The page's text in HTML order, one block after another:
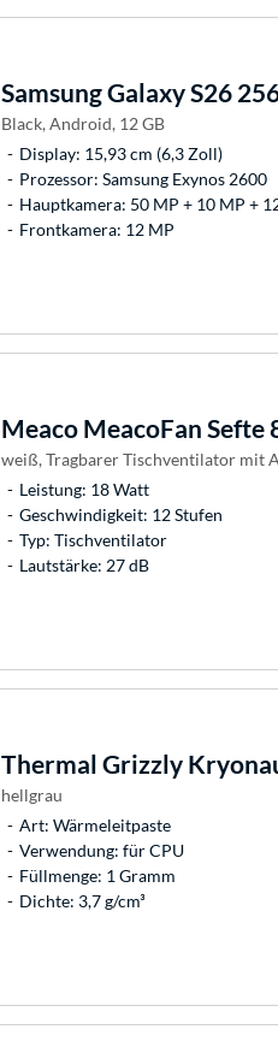
SamsungGalaxy S26
Black, Android, 12 GB
Display: 15,93 cm (6,3 Zoll)
Prozessor: Samsung Exynos 2600
Hauptkamera: 50 MP + 10 MP +
Frontkamera: 12 MP
MeacoMeacoFan Sefte
weiß, Tragbarer Tischventilator mit
Leistung: 18 Watt
Geschwindigkeit: 12 Stufen
Typ: Tischventilator
Lautstärke: 27 dB
Thermal Grizzly
hellgrau
Art: Wärmeleitpaste
Verwendung: für CPU
Füllmenge: 1 Gramm
Dichte: 3,7 g/cm³